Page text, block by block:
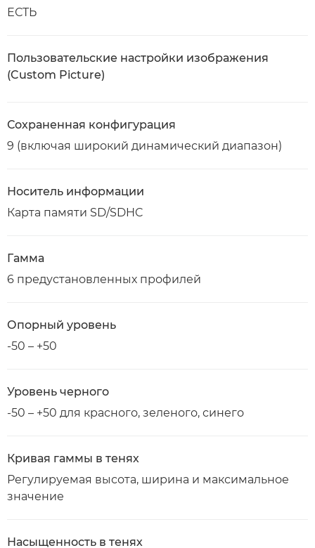
ЕСТЬ
Пользовательские настройки изображения
(Custom Picture)
Сохраненная конфигурация
9 (включая широкий динамический диапазон)
Носитель информации
Карта памяти SD/SDHC
Гамма
6 предустановленных профилей
Опорный уровень
-50 – +50
Уровень черного
-50 – +50 для красного, зеленого, синего
Кривая гаммы в тенях
Регулируемая высота, ширина и максимальное
значение
Насыщенность в тенях